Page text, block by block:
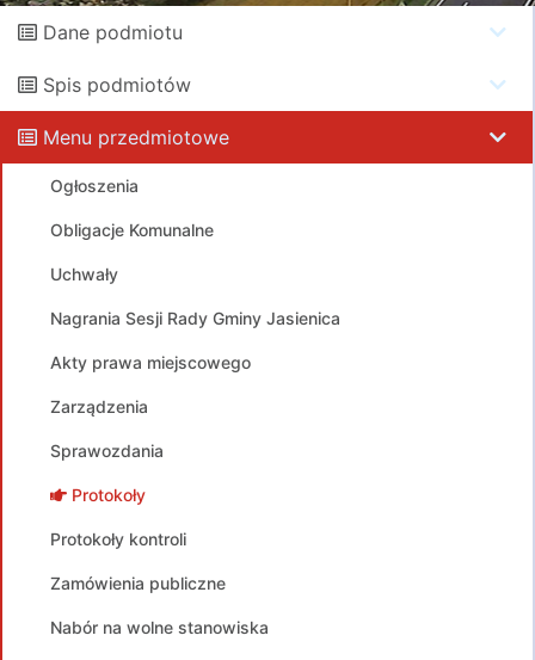
Dane podmiotu
Spis podmiotów
Menu przedmiotowe
Ogłoszenia
Obligacje Komunalne
Uchwały
Nagrania Sesji Rady Gminy Jasienica
Akty prawa miejscowego
Zarządzenia
Sprawozdania
Protokoły
Protokoły kontroli
Zamówienia publiczne
Nabór na wolne stanowiska